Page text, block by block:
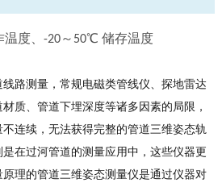
度、 -20～ 50℃ 储存温度
路测量，常规电磁类管线仪、探地雷达
质、管道下埋深度等诸多因素的局限，
连续，无法获得完整的管道三维姿态轨
在过河管道的测量应用中，这些仪器更
理的管道三维姿态测量仪是通过仪器对